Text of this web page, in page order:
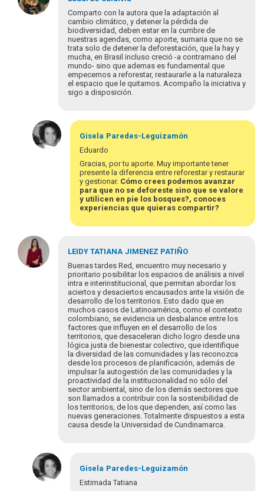
a
Excelente
felix.zumbado
Comparto con la autora que la adaptación al
cambio climático, y detener la pérdida de
biodiversidad, deben estar en la cumbre de
nuestras agendas, como aporte, sumaria que no se
trata solo de detener la deforestación, que la hay y
mucha, en Brasil incluso creció -a contramano del
mundo- sino que ademas es fundamental que
empecemos a reforestar, restaurarle a la naturaleza
el espacio que le quitamos. Acompaño la iniciativa y
sigo a disposición.
Gisela Paredes-Leguizamón
Eduardo
Gracias, por tu aporte. Muy importante tener
presente la diferencia entre reforestar y restaurar
y gestionar. Cómo crees podemos avanzar
para que no se deforeste sino que se valore
y utilicen en pie los bosques?, conoces
experiencias que quieras compartir?
En
respuesta
a
Comparto
EdSaldivia
LEIDY TATIANA JIMENEZ PATIÑO
Buenas tardes Red, encuentro muy necesario y
prioritario posibilitar los espacios de análisis a nivel
intra e interinstitucional, que permitan abordar los
aciertos y desaciertos encausados ante la visión de
desarrollo de los territorios. Esto dado que en
muchos casos de Latinoamérica, como el contexto
colombiano, se evidencia un desbalance entre los
factores que influyen en el desarrollo de los
territorios, que desaceleran dicho logro desde una
lógica justa de bienestar colectivo, que identifique
la diversidad de las comunidades y las reconozca
desde los procesos de planificación, además de
impulsar la autogestión de las comunidades y la
proactividad de la institucionalidad no sólo del
sector ambiental, sino de los demás sectores que
son llamados a contribuir con la sostenibilidad de
los territorios, de los que dependen, así como las
nuevas generaciones. Totalmente dispuestos a esta
causa desde la Universidad de Cundinamarca.
Gisela Paredes-Leguizamón
Estimada Tatiana